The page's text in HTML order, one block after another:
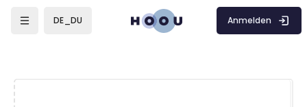
DE_DU Anmelden